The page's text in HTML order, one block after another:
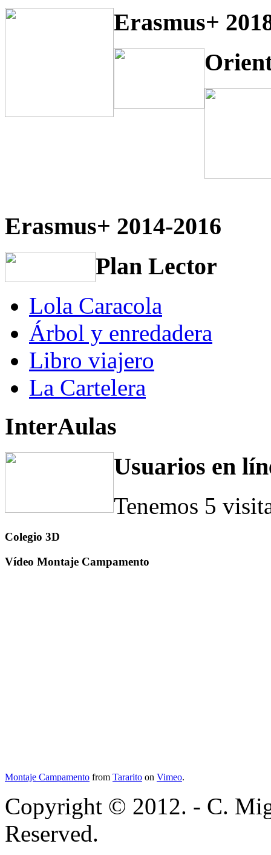
Erasmus+
Erasmus+ 2014-2016
Plan Lector
Lola Caracola
Árbol y enredadera
Libro viajero
La Cartelera
InterAulas
Usuarios en
Tenemos 5
Colegio 3D
Vídeo Montaje Campamento
Montaje Campamento from Tararito on Vimeo.
Copyright © 2012. - C.
Reserved.